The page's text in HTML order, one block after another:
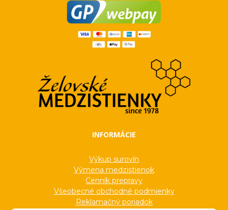
INFORMÁCIE
Výkup surovín
Výmena medzistienok
Cenník prepravy
Všeobecné obchodné podmienky
Reklamačný poriadok